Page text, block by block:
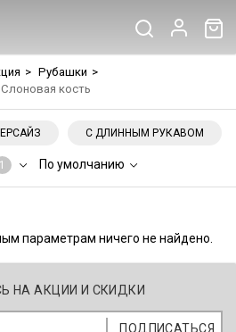
> Рубашки >
Слоновая кость
С ДЛИННЫМ РУКАВОМ
1 По умолчанию
параметрам ничего не найдено.
НА АКЦИИ И СКИДКИ